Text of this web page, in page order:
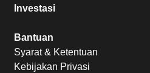
Investasi
Bantuan
Syarat & Ketentuan
Kebijakan Privasi